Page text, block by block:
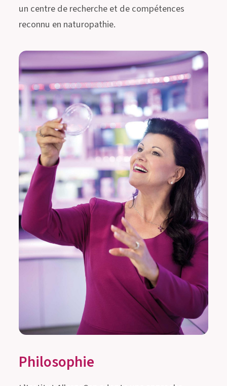
un centre de recherche et de compétences
reconnu en naturopathie.
Philosophie